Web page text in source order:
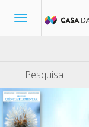
Toggle
Pesquisa